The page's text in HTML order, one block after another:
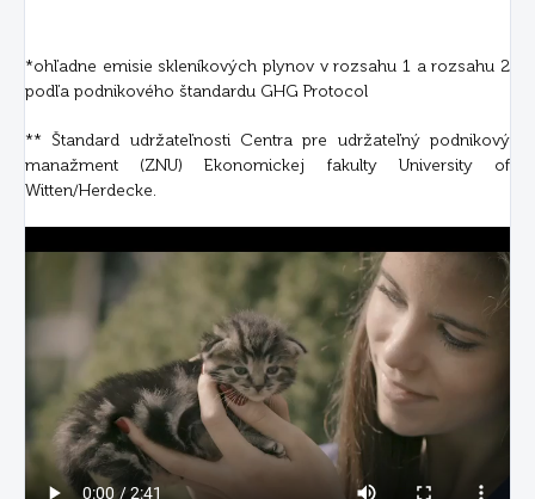
*ohľadne emisie skleníkových plynov v rozsahu 1 a rozsahu 2
podľa podnikového štandardu GHG Protocol
** Štandard udržateľnosti Centra pre udržateľný podnikový
manažment (ZNU) Ekonomickej fakulty University of
Witten/Herdecke.